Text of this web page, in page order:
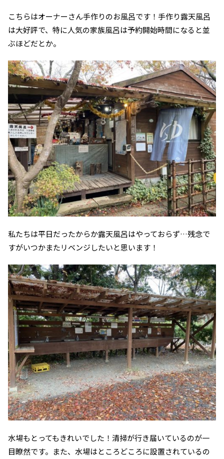
こちらはオーナーさん手作りのお風呂です！手作り露天風呂
は大好評で、特に人気の家族風呂は予約開始時間になると並
ぶほどだとか。
私たちは平日だったからか露天風呂はやっておらず…残念で
すがいつかまたリベンジしたいと思います！
水場もとってもきれいでした！清掃が行き届いているのが一
目瞭然です。また、水場はところどころに設置されているの